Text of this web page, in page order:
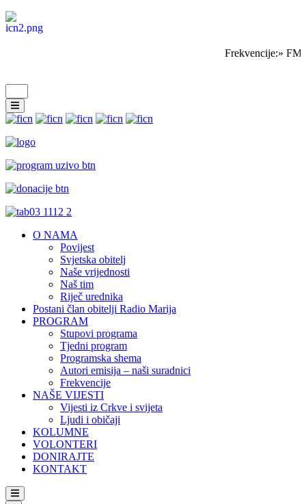
Frekvencije:»
O NAMA
Povijest
Svjetska obitelj
Naše vrijednosti
Naš tim
Riječ urednika
Postani član obitelji Radio Marija
PROGRAM
Stupovi programa
Tjedni program
Programska shema
Autori emisija – naši suradnici
Frekvencije
NAŠE VIJESTI
Vijesti iz Crkve i svijeta
Ljudi i običaji
KOLUMNE
VOLONTERI
DONIRAJTE
KONTAKT